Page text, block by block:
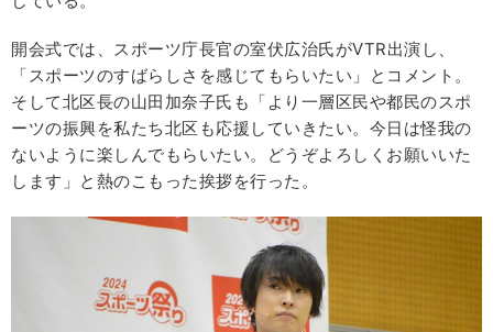
開会式では、スポーツ庁長官の室伏広治氏がVTR出演し、
「スポーツのすばらしさを感じてもらいたい」とコメント。
そして北区長の山田加奈子氏も「より一層区民や都民のスポ
ーツの振興を私たち北区も応援していきたい。今日は怪我の
ないように楽しんでもらいたい。どうぞよろしくお願いいた
します」と熱のこもった挨拶を行った。